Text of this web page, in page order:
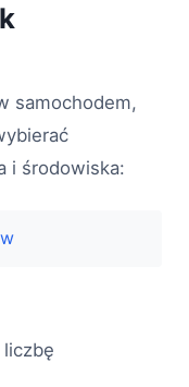
samochodem,
i środowiska: